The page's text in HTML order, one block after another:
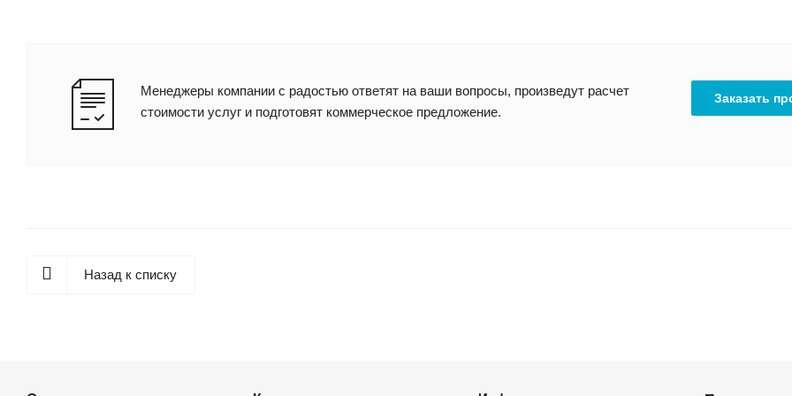
Менеджеры компании с радостью ответят на ваши вопросы, произведут расчет
стоимости услуг и подготовят коммерческое предложение.
Заказать
Назад к списку